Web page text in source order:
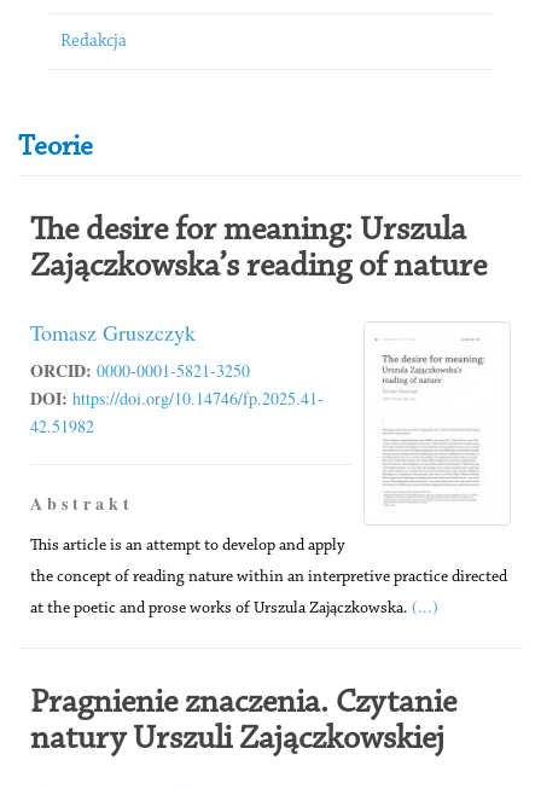
Redakcja
Teorie
The desire for meaning: Urszula
Zajączkowska’s reading of nature
Tomasz Gruszczyk
ORCID: 0000-0001-5821-3250
DOI: https://doi.org/10.14746/fp.2025.41-
42.51982
A b s t r a k t
This article is an attempt to develop and apply
the concept of reading nature within an interpretive practice directed
at the poetic and prose works of Urszula Zajączkowska. (...)
Pragnienie znaczenia. Czytanie
natury Urszuli Zajączkowskiej